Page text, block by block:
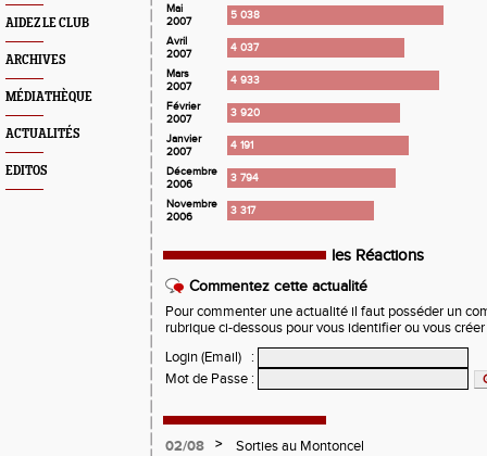
AIDEZ LE CLUB
ARCHIVES
MÉDIATHÈQUE
ACTUALITÉS
EDITOS
Mai
2007
5 038
Avril
2007
4 037
Mars
2007
4 933
Février
2007
3 920
Janvier
2007
4 191
Décembre
2006
3 794
Novembre
2006
3 317
les Réactions
Commentez cette actualité
Pour commenter une actualité il faut posséder un
rubrique ci-dessous pour vous identifier ou vous
Login (Email)
:
Mot de Passe :
02/08 >
Sorties au Montoncel